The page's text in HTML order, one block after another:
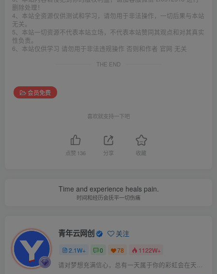
删除处理！
4、本站全资源仅供测试和学习，请勿用于非法操作，一切后果与本站
无关。
5、本站一切资源不代表本站立场，不代表本站赞同其观点和对其真实
性负责。
6、本站仅供学习 请勿用于非法违规操作 否则和作者 官网 无关
THE END
会员免费
喜欢就支持一下吧
点赞 136 分享 收藏
Time and experience heals pain.
时间和经历会抚平一切伤痛
青年云网创 关注
2.1W+ 0 78 1122W+
请对梦想充满信心，总有一天属于你的彩虹会在天空微笑